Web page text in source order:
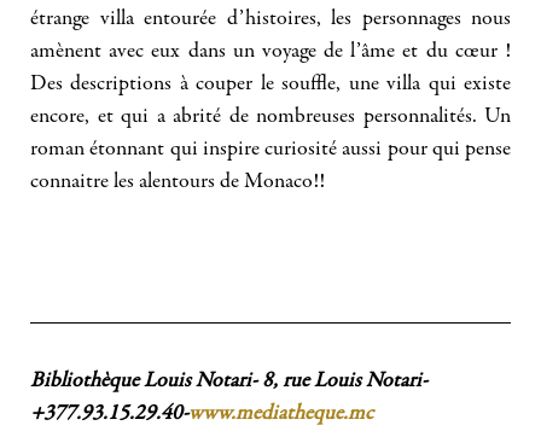
étrange villa entourée d’histoires, les personnages nous
amènent avec eux dans un voyage de l’âme et du cœur !
Des descriptions à couper le souffle, une villa qui existe
encore, et qui a abrité de nombreuses personnalités. Un
roman étonnant qui inspire curiosité aussi pour qui pense
connaitre les alentours de Monaco!!
Bibliothèque Louis Notari- 8, rue Louis Notari-
+377.93.15.29.40-www.mediatheque.mc